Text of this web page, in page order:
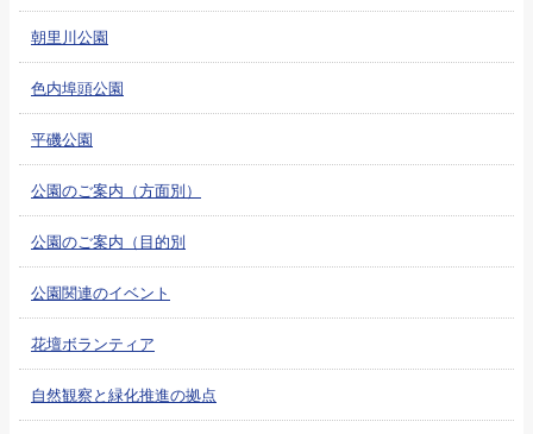
朝里川公園
色内埠頭公園
平磯公園
公園のご案内（方面別）
公園のご案内（目的別
公園関連のイベント
花壇ボランティア
自然観察と緑化推進の拠点